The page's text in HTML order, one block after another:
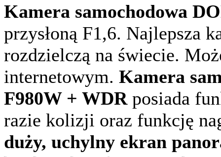
Kamera samochodowa
przysłoną F1,6. Najlepsza
rozdzielczą na świecie.
internetowym. Kamera
F980W + WDRposiada
razie kolizji oraz funkcję
duży, uchylny ekran